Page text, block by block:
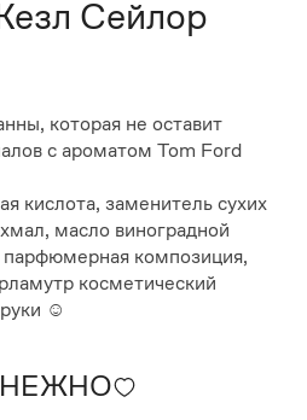
Сейлор
которая не оставит
с ароматом Tom Ford
кислота, заменитель сухих
масло виноградной
композиция,
косметический
☺
НЕЖНО